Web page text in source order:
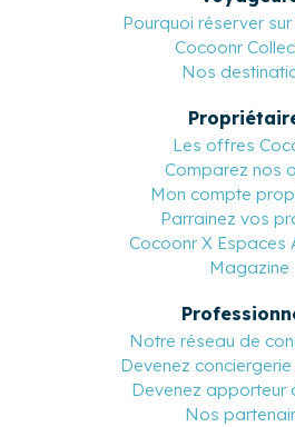
Pourquoi réserver
Cocoonr
Nos
Les offres
Comparez nos
Mon compte
Parrainez vos
Cocoonr X Espaces
Magazine
Notre réseau de
Devenez
Devenez apporteur
Nos